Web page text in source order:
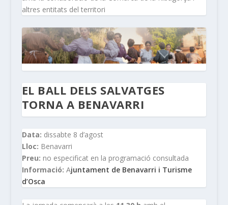
altres entitats del territori
EL BALL DELS SALVATGES
TORNA A BENAVARRI
Data: dissabte 8 d’agost
Lloc: Benavarri
Preu: no especificat en la programació consultada
Informació: Ajuntament de Benavarri i Turisme
d’Osca